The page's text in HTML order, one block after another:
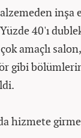
40'ı
amaçlı
gibi
hizmete